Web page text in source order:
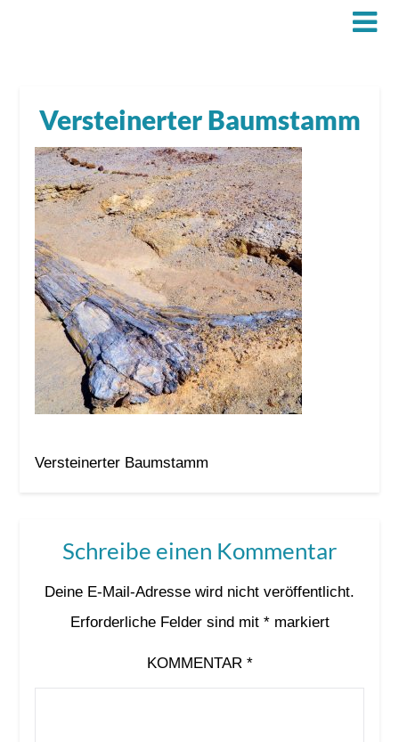
Versteinerter Baumstamm
Versteinerter Baumstamm
Schreibe einen Kommentar
Deine E-Mail-Adresse wird nicht veröffentlicht.
Erforderliche Felder sind mit *markiert
KOMMENTAR *